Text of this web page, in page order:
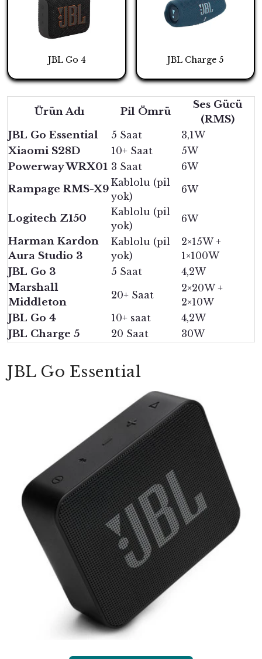
JBL Go 4 JBL Charge 5
Ürün Adı Pil Ömrü
Ses Gücü
(RMS)
JBL Go Essential
5 Saat 3,1W
Xiaomi S28D 10+ Saat 5W
Powerway WRX01 3 Saat 6W
Rampage RMS-X9
Kablolu (pil
yok)
6W
Logitech Z150
Kablolu (pil
yok)
6W
Harman Kardon
Aura Studio 3
Kablolu (pil
yok)
2×15W +
1×100W
JBL Go 3 5 Saat 4,2W
Marshall
Middleton
20+ Saat
2×20W +
2×10W
JBL Go 4 10+ saat 4,2W
JBL Charge 5 20 Saat 30W
JBL Go Essential